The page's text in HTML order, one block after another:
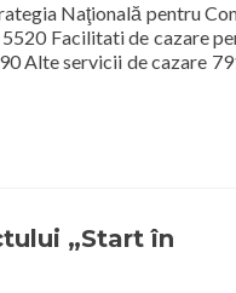
Naţională pentru
Facilitati de cazare
Alte servicii de cazare
„Start în